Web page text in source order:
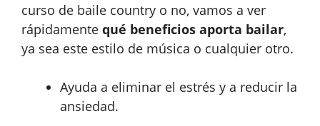
curso de baile country o no, vamos a ver
rápidamente qué beneficios aporta bailar,
ya sea este estilo de música o cualquier otro.
Ayuda a eliminar el estrés y a reducir la
ansiedad.